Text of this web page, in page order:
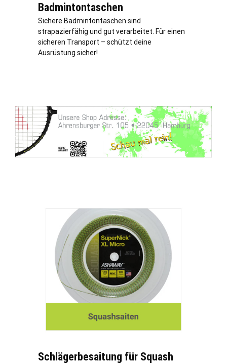
Badmintontaschen
Sichere Badmintontaschen sind
strapazierfähig und gut verarbeitet. Für einen
sicheren Transport – schützt deine
Ausrüstung sicher!
Schlägerbesaitung für Squash